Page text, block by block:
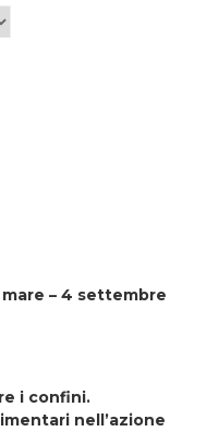
– 4 settembre
i confini.
nell’azione